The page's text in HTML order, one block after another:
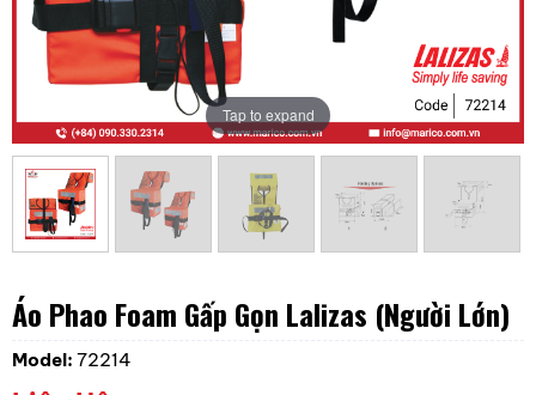
Tap to expand
Áo Phao Foam Gấp Gọn Lalizas (Người Lớn)
Model: 72214